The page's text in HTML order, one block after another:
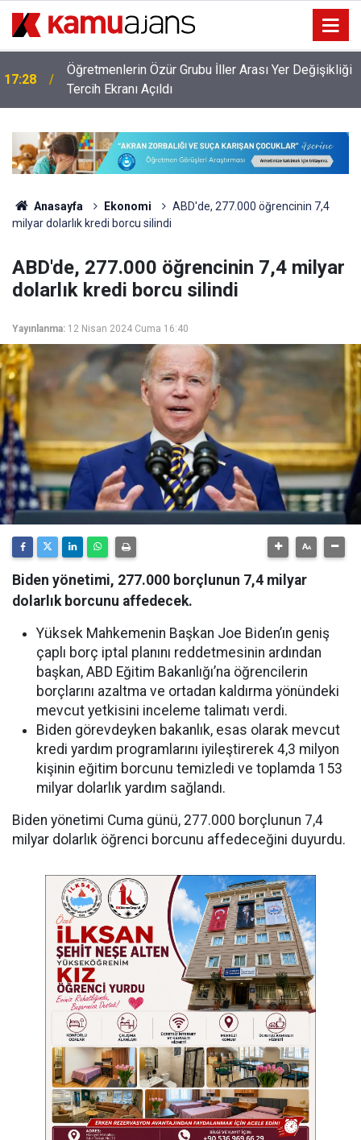
17:28
Öğretmenlerin Özür Grubu İller Arası Yer Değişikliği
Tercih Ekranı Açıldı
Anasayfa Ekonomi
ABD'de, 277.000 öğrencinin 7,4
milyar dolarlık kredi borcu silindi
ABD'de, 277.000 öğrencinin 7,4 milyar
dolarlık kredi borcu silindi
Yayınlanma: 12 Nisan 2024 Cuma 16:40
Biden yönetimi, 277.000 borçlunun 7,4 milyar
dolarlık borcunu affedecek.
Yüksek Mahkemenin Başkan Joe Biden’ın geniş
çaplı borç iptal planını reddetmesinin ardından
başkan, ABD Eğitim Bakanlığı’na öğrencilerin
borçlarını azaltma ve ortadan kaldırma yönündeki
mevcut yetkisini inceleme talimatı verdi.
Biden görevdeyken bakanlık, esas olarak mevcut
kredi yardım programlarını iyileştirerek 4,3 milyon
kişinin eğitim borcunu temizledi ve toplamda 153
milyar dolarlık yardım sağlandı.
Biden yönetimi Cuma günü, 277.000 borçlunun 7,4
milyar dolarlık öğrenci borcunu affedeceğini duyurdu.